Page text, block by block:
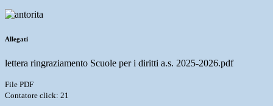
Allegati
lettera ringraziamento Scuole per i diritti a.s. 2025-2026.pdf
File PDF
Contatore click: 21